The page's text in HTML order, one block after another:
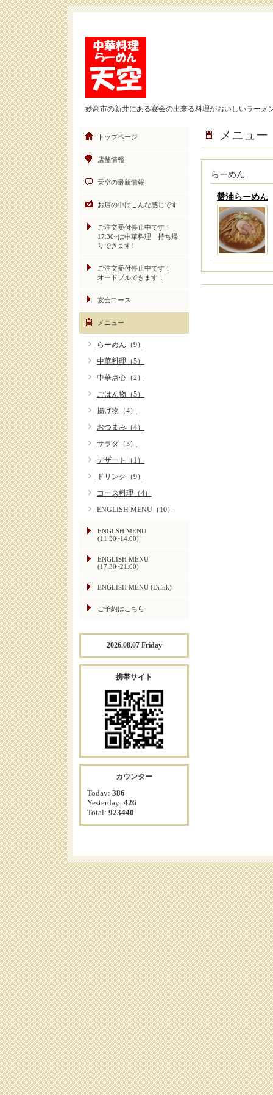
妙高市の新井にある宴会の出来る料理がおいしいラーメ
メニュー
らーめん
醤油らーめん
トップページ
店舗情報
天空の最新情報
お店の中はこんな感じです
ご注文受付停止中です！
17:30~は中華料理 持ち帰
りできます!
ご注文受付停止中です！
オードブルできます！
宴会コース
メニュー
らーめん（9）
中華料理（5）
中華点心（2）
ごはん物（5）
揚げ物（4）
おつまみ（4）
サラダ（3）
デザート（1）
ドリンク（9）
コース料理（4）
ENGLISH MENU（10）
ENGLSH MENU
(11:30~14:00)
ENGLISH MENU
(17:30~21:00)
ENGLISH MENU (Drink)
ご予約はこちら
2026.08.07 Friday
携帯サイト
カウンター
Today: 386
Yesterday: 426
Total: 923440